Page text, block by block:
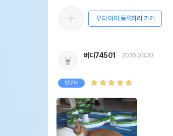
우리 아이 등록하러 가기
버디74501 2026.03.03
첫구매